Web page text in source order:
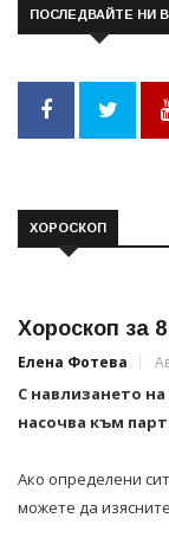
ПОСЛЕДВАЙТЕ НИ В
ХОРОСКОП
Хороскоп за 8
Елена Фотева
С навлизането
насочва към
Ако определени
можете да